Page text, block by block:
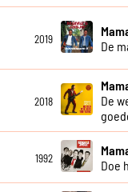
2019
De
2018
De
1992
Doe